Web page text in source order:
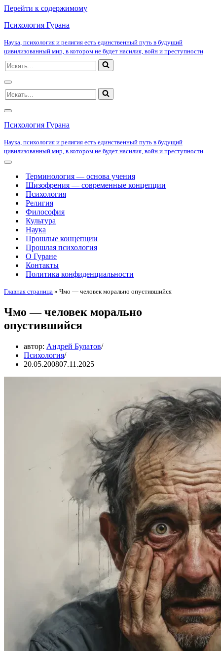
Перейти к содержимому
Психология Гурана
Наука, психология и религия есть единственный путь в будущий
цивилизованный мир, в котором не будет насилия, войн и преступности
Искать...
Меню
навигации
Искать...
Меню
навигации
Психология Гурана
Наука, психология и религия есть единственный путь в будущий
цивилизованный мир, в котором не будет насилия, войн и преступности
Меню
навигацииТерминология — основа учения
Шизофрения — современные концепции
Психология
Религия
Философия
Культура
Наука
Прошлые концепции
Прошлая психология
О Гуране
Контакты
Политика конфиденциальности
Главная страница » Чмо — человек морально опустившийся
Чмо — человек морально
опустившийся
автор: Андрей Булатов
Психология
20.05.200807.11.2025